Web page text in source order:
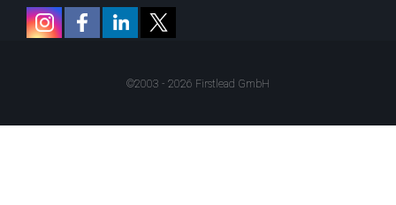
©2003 - 2026 Firstlead GmbH